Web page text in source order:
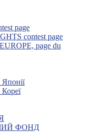
page
contest page
page du
ФОНД